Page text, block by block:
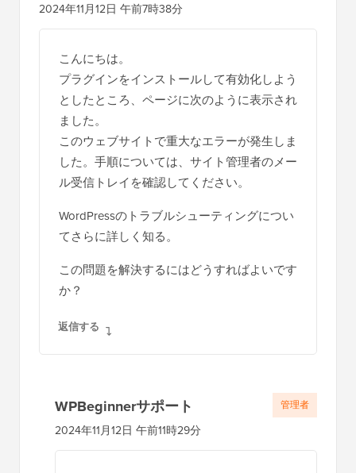
2024年11月12日 午前7時38分
こんにちは。
プラグインをインストールして有効化しよう
としたところ、ページに次のように表示され
ました。
このウェブサイトで重大なエラーが発生しま
した。手順については、サイト管理者のメー
ル受信トレイを確認してください。
WordPressのトラブルシューティングについ
てさらに詳しく知る。
この問題を解決するにはどうすればよいです
か？
返信する
WPBeginnerサポート
2024年11月12日 午前11時29分
管理者